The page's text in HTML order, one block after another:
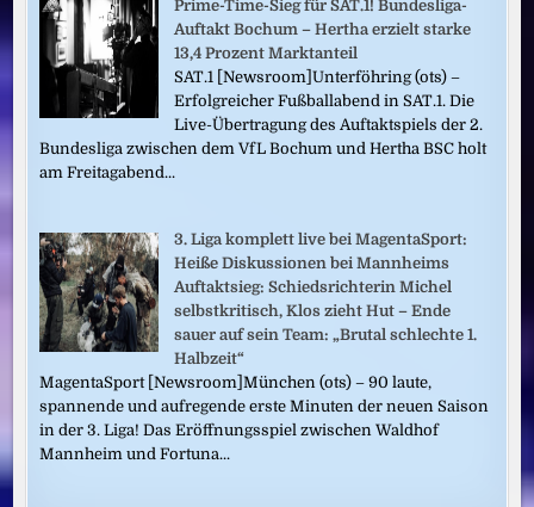
Prime-Time-Sieg für SAT.1! Bundesliga-
Auftakt Bochum – Hertha erzielt starke
13,4 Prozent Marktanteil
SAT.1 [Newsroom]Unterföhring (ots) –
Erfolgreicher Fußballabend in SAT.1. Die
Live-Übertragung des Auftaktspiels der 2.
Bundesliga zwischen dem VfL Bochum und Hertha BSC holt
am Freitagabend...
3. Liga komplett live bei MagentaSport:
Heiße Diskussionen bei Mannheims
Auftaktsieg: Schiedsrichterin Michel
selbstkritisch, Klos zieht Hut – Ende
sauer auf sein Team: „Brutal schlechte 1.
Halbzeit“
MagentaSport [Newsroom]München (ots) – 90 laute,
spannende und aufregende erste Minuten der neuen Saison
in der 3. Liga! Das Eröffnungsspiel zwischen Waldhof
Mannheim und Fortuna...